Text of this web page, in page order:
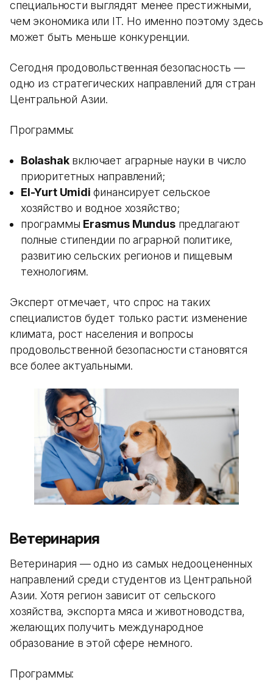
специальности выглядят менее престижными,
чем экономика или IT. Но именно поэтому здесь
может быть меньше конкуренции.
Сегодня продовольственная безопасность —
одно из стратегических направлений для стран
Центральной Азии.
Программы:
Bolashakвключает аграрные науки в число
приоритетных направлений;
El-Yurt Umidi финансирует сельское
хозяйство и водное хозяйство;
программы Erasmus Mundusпредлагают
полные стипендии по аграрной политике,
развитию сельских регионов и пищевым
технологиям.
Эксперт отмечает, что спрос на таких
специалистов будет только расти: изменение
климата, рост населения и вопросы
продовольственной безопасности становятся
все более актуальными.
Ветеринария
Ветеринария — одно из самых недооцененных
направлений среди студентов из Центральной
Азии. Хотя регион зависит от сельского
хозяйства, экспорта мяса и животноводства,
желающих получить международное
образование в этой сфере немного.
Программы: